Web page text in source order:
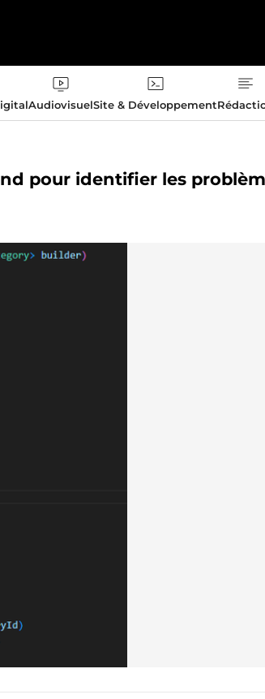
AudiovisuelSite & Développement
pour identifier les